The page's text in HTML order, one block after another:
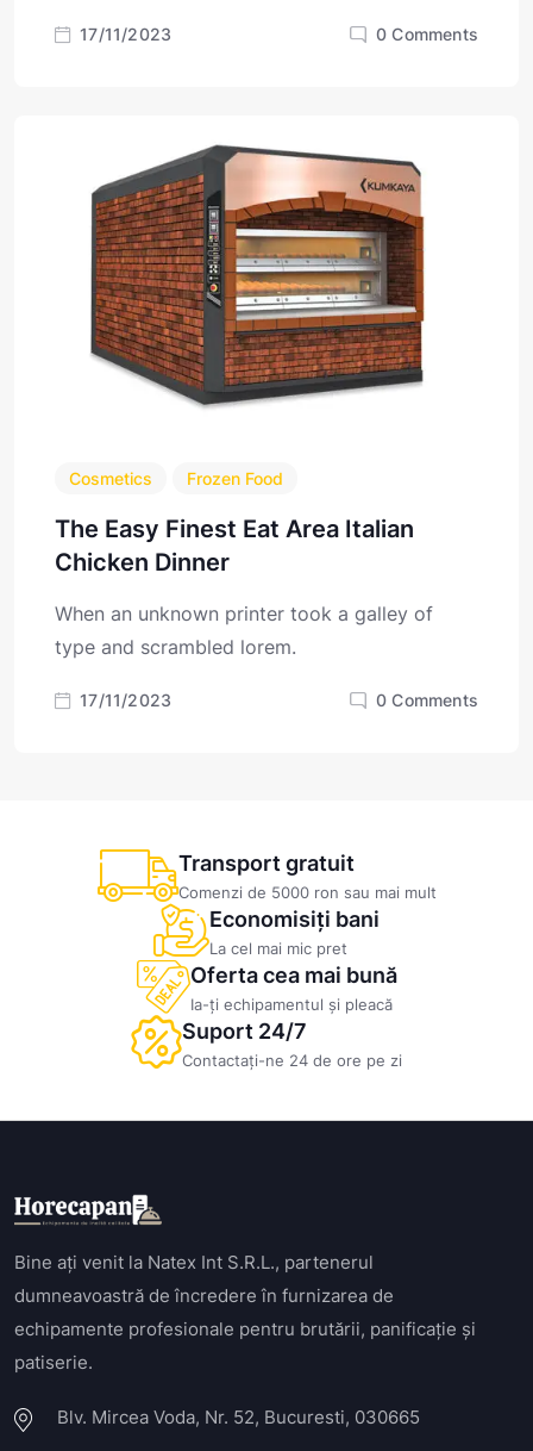
17/11/2023 0 Comments
Cosmetics Frozen Food
The Easy Finest Eat Area Italian
Chicken Dinner
When an unknown printer took a galley of
type and scrambled lorem.
17/11/2023 0 Comments
Transport gratuit
Comenzi de 5000 ron sau mai mult
Economisiți bani
La cel mai mic pret
Oferta cea mai bună
Ia-ți echipamentul și pleacă
Suport 24/7
Contactați-ne 24 de ore pe zi
Bine ați venit la Natex Int S.R.L., partenerul
dumneavoastră de încredere în furnizarea de
echipamente profesionale pentru brutării, panificație și
patiserie.
Blv. Mircea Voda, Nr. 52, Bucuresti, 030665